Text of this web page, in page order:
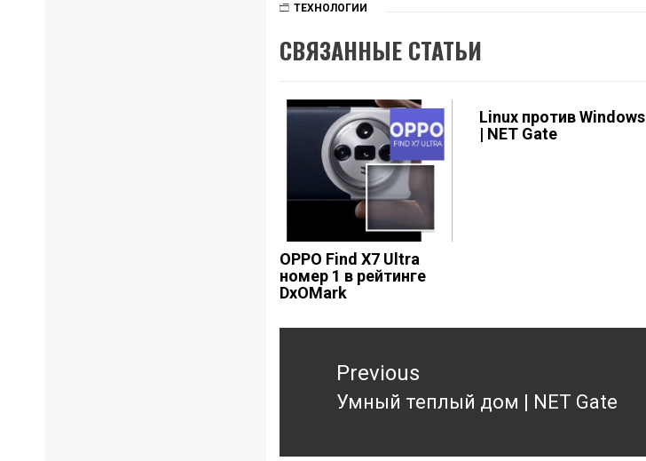
ТЕХНОЛОГИИ
СВЯЗАННЫЕ СТАТЬИ
OPPO Find X7 Ultra
номер 1 в рейтинге
DxOMark
Linux против Windows
| NET Gate
Навигация
записям
Previous
Previous
Умный теплый дом | NET Gate